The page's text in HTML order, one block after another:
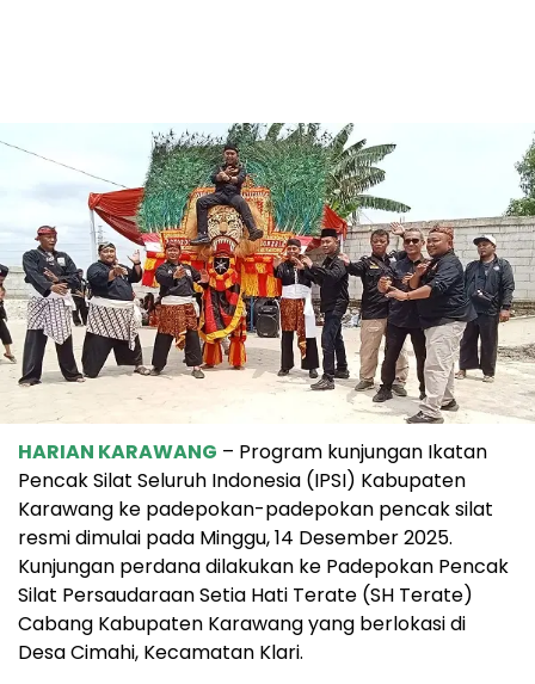
HARIAN KARAWANG – Program kunjungan Ikatan
Pencak Silat Seluruh Indonesia (IPSI) Kabupaten
Karawang ke padepokan-padepokan pencak silat
resmi dimulai pada Minggu, 14 Desember 2025.
Kunjungan perdana dilakukan ke Padepokan Pencak
Silat Persaudaraan Setia Hati Terate (SH Terate)
Cabang Kabupaten Karawang yang berlokasi di
Desa Cimahi, Kecamatan Klari.